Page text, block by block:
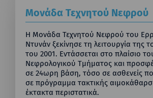
Μονάδα Τεχνητού Νεφρού
Η Μονάδα Τεχνητού Νεφρού του
Ντυνάν ξεκίνησε τη λειτουργία της
του 2001. Εντάσσεται στο πλαίσιο
Νεφρολογικού Τμήματος και
σε 24ωρη βάση, τόσο σε ασθενείς
σε πρόγραμμα τακτικής
έκτακτα περιστατικά.